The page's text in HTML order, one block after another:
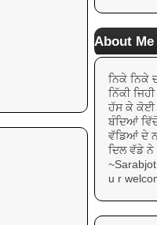
About Me
ਨਿਕੇ ਨਿਕੇ
ਨਿੱਕੀ
ਹੱਸ ਕੇ ਕੋਈ
ਬੰਦਿਆਂ
ਵੱਡਿਆਂ ਦੇ
ਦਿਲ ਵੱਡੇ
u r